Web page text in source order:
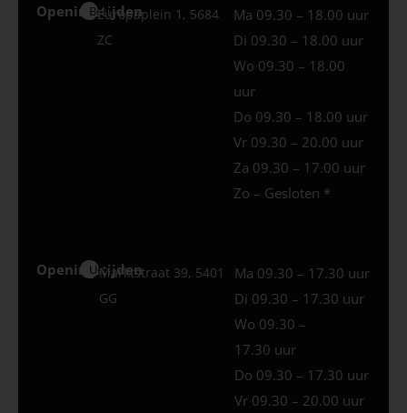
Openingstijden
Best
Europaplein 1, 5684
ZC
Ma 09.30 – 18.00 uur
Di 09.30 – 18.00 uur
Wo 09.30 – 18.00
uur
Do 09.30 – 18.00 uur
Vr 09.30 – 20.00 uur
Za 09.30 – 17.00 uur
Zo – Gesloten *
Openingstijden
Uden
Marktstraat 39, 5401
GG
Ma 09.30 – 17.30 uur
Di 09.30 – 17.30 uur
Wo 09.30 –
17.30 uur
Do 09.30 – 17.30 uur
Vr 09.30 – 20.00 uur